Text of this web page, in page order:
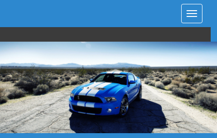
Rozwiń